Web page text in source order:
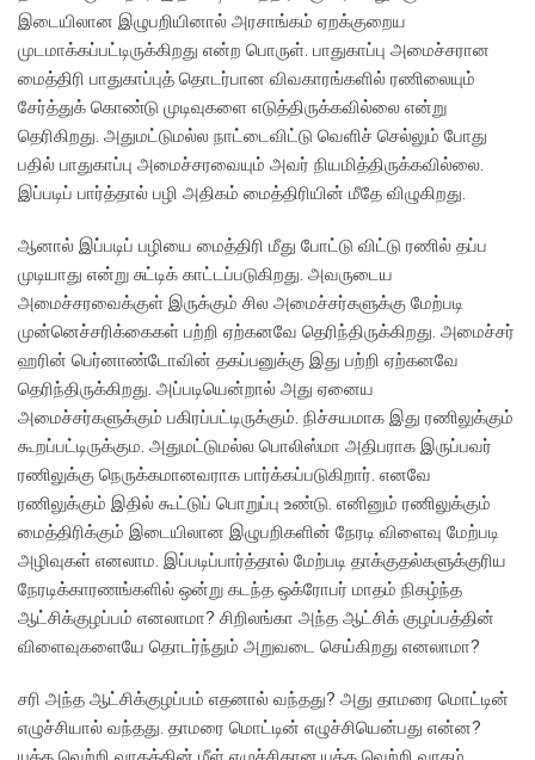
இடையிலான இழுபறியினால் அரசாங்கம் ஏறக்குறைய
முடமாக்கப்பட்டிருக்கிறது என்ற பொருள். பாதுகாப்பு அமைச்சரான
மைத்திரி பாதுகாப்புத் தொடர்பான விவகாரங்களில் ரணிலையும்
சேர்த்துக் கொண்டு முடிவுகளை எடுத்திருக்கவில்லை என்று
தெரிகிறது. அதுமட்டுமல்ல நாட்டைவிட்டு வெளிச் செல்லும் போது
பதில் பாதுகாப்பு அமைச்சரவையும் அவர் நியமித்திருக்கவில்லை.
இப்படிப் பார்த்தால் பழி அதிகம் மைத்திரியின் மீதே விழுகிறது.
ஆனால் இப்படிப் பழியை மைத்திரி மீது போட்டு விட்டு ரணில் தப்ப
முடியாது என்று சுட்டிக் காட்டப்படுகிறது. அவருடைய
அமைச்சரவைக்குள் இருக்கும் சில அமைச்சர்களுக்கு மேற்படி
முன்னெச்சரிக்கைகள் பற்றி ஏற்கனவே தெரிந்திருக்கிறது. அமைச்சர்
ஹரின் பெர்னாண்டோவின் தகப்பனுக்கு இது பற்றி ஏற்கனவே
தெரிந்திருக்கிறது. அப்படியென்றால் அது ஏனைய
அமைச்சர்களுக்கும் பகிரப்பட்டிருக்கும். நிச்சயமாக இது ரணிலுக்கும்
கூறப்பட்டிருக்கும. அதுமட்டுமல்ல பொலிஸ்மா அதிபராக இருப்பவர்
ரணிலுக்கு நெருக்கமானவராக பார்க்கப்படுகிறார். எனவே
ரணிலுக்கும் இதில் கூட்டுப் பொறுப்பு உண்டு. எனினும் ரணிலுக்கும்
மைத்திரிக்கும் இடையிலான இழுபறிகளின் நேரடி விளைவு மேற்படி
அழிவுகள் எனலாம. இப்படிப்பார்த்தால் மேற்படி தாக்குதல்களுக்குரிய
நேரடிக்காரணங்களில் ஒன்று கடந்த ஒக்ரோபர் மாதம் நிகழ்ந்த
ஆட்சிக்குழப்பம் எனலாமா? சிறிலங்கா அந்த ஆட்சிக் குழப்பத்தின்
விளைவுகளையே தொடர்ந்தும் அறுவடை செய்கிறது எனலாமா?
சரி அந்த ஆட்சிக்குழப்பம் எதனால் வந்தது? அது தாமரை மொட்டின்
எழுச்சியால் வந்தது. தாமரை மொட்டின் எழுச்சியென்பது என்ன?